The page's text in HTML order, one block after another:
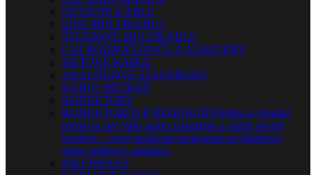
OSTATNÉ KÁBLE
LIVE MULTIKÁBLE
ŠTÚDIOVÉ MULTIKÁBLE
CAT ROZBOČOVAČE A ADAPTÉRY
SIEŤOVÉ KÁBLE
ANALÓGOVÉ STAGEBOXY
KÁBLE METRÁŽ
KONEKTORY
KONEKTOROVÉ REDUKCIENájdite si vhodnú
redukciu pre Vaše audio zariadenie a zažite skvelý
komfort + nové možnosti prepojenia pri štúdiovej,
alebo pódiovej aplikácii.
PATCHBAYE